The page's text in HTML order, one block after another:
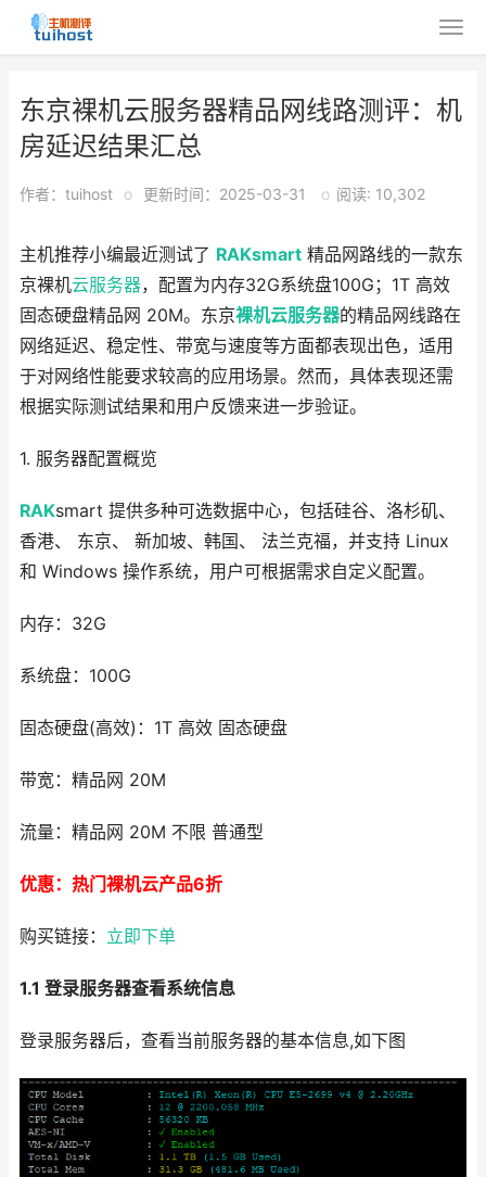
东京裸机云服务器精品网线路测评：机
房延迟结果汇总
作者：tuihost o 更新时间：2025-03-31 o 阅读: 10,302
主机推荐小编最近测试了 RAKsmart 精品网路线的一款东
京裸机云服务器，配置为内存32G系统盘100G；1T 高效
固态硬盘精品网 20M。东京裸机云服务器的精品网线路在
网络延迟、稳定性、带宽与速度等方面都表现出色，适用
于对网络性能要求较高的应用场景。然而，具体表现还需
根据实际测试结果和用户反馈来进一步验证。
1. 服务器配置概览
RAKsmart 提供多种可选数据中心，包括硅谷、洛杉矶、
香港、 东京、 新加坡、韩国、 法兰克福，并支持 Linux
和 Windows 操作系统，用户可根据需求自定义配置。
内存：32G
系统盘：100G
固态硬盘(高效)：1T 高效 固态硬盘
带宽：精品网 20M
流量：精品网 20M 不限 普通型
优惠：热门裸机云产品6折
购买链接： 立即下单
1.1 登录服务器查看系统信息
登录服务器后，查看当前服务器的基本信息,如下图